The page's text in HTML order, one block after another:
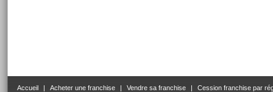
Accueil | Acheter une franchise | Vendre sa franchise |
Cession franchise par